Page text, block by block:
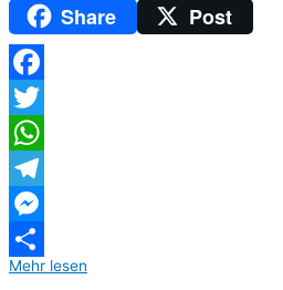
Share Post
Facebook
Twitter
WhatsApp
Telegram
Messenger
Teilen
Mehr lesen